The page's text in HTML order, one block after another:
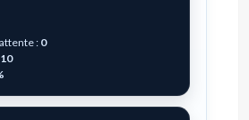
: 0
10